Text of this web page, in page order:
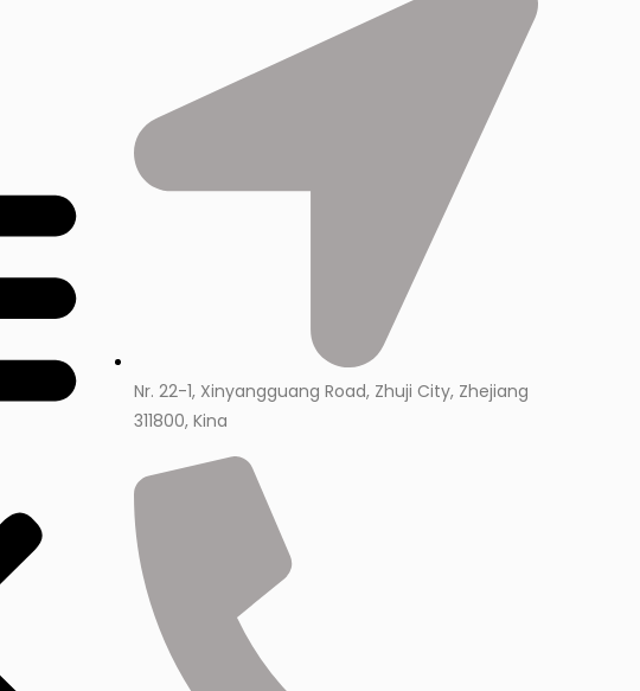
Nr. 22-1, Xinyangguang Road, Zhuji City, Zhejiang
311800, Kina